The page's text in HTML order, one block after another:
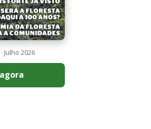
Julho 2026